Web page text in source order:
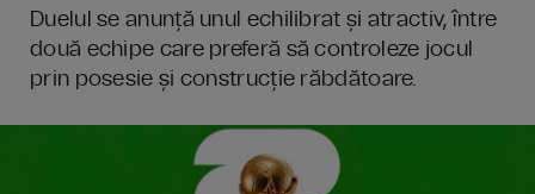
Duelul se anunță unul echilibrat și atractiv, între
două echipe care preferă să controleze jocul
prin posesie și construcție răbdătoare.